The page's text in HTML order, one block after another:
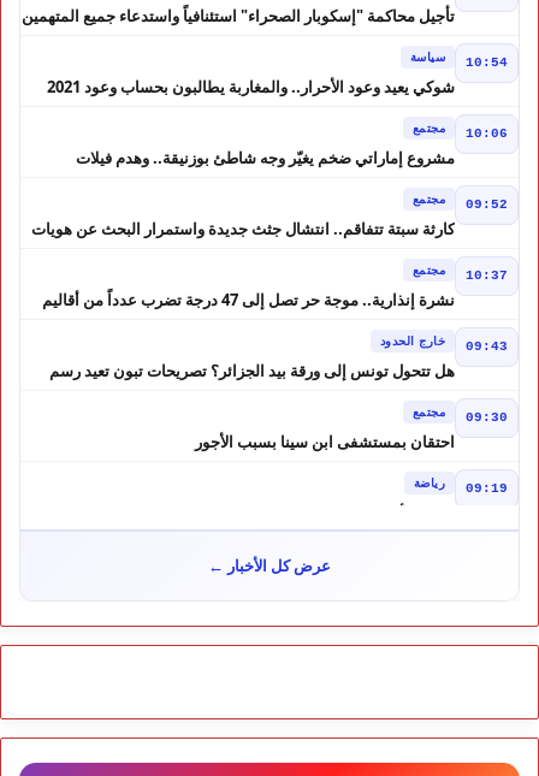
تأجيل محاكمة "إسكوبار الصحراء" استئنافياً واستدعاء جميع المتهمين
10:54 سياسة
شوكي يعيد وعود الأحرار.. والمغاربة يطالبون بحساب وعود 2021
10:06 مجتمع
مشروع إماراتي ضخم يغيّر وجه شاطئ بوزنيقة.. وهدم فيلات
09:52 مجتمع
كارثة سبتة تتفاقم.. انتشال جثث جديدة واستمرار البحث عن هويات
10:37 مجتمع
نشرة إنذارية.. موجة حر تصل إلى 47 درجة تضرب عدداً من أقاليم
09:43 خارج الحدود
هل تتحول تونس إلى ورقة بيد الجزائر؟ تصريحات تبون تعيد رسم
09:30 مجتمع
احتقان بمستشفى ابن سينا بسبب الأجور
09:19 رياضة
لبؤات الأطلس إلى ربع النهائي في الصدارة
كيف تحولت إشاعة إلى موجة هجرة ؟ حكم المحكمة العليا الإسبانية
أشعل أزمة سبتة
10:46 مجتمع
طقس الاثنين بالمغرب.. أجواء حارة بعدد من المناطق ورعود مرتقبة
مجتمع
عرض كل الأخبار ←